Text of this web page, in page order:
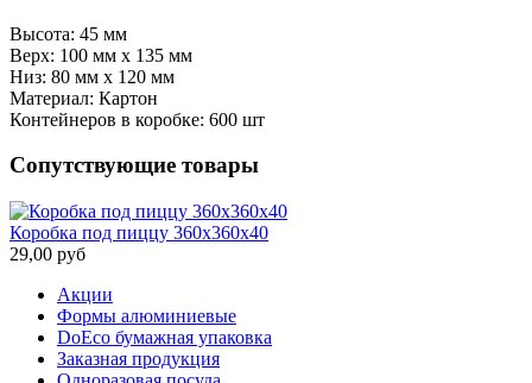
Высота: 45 мм
Верх: 100 мм х 135 мм
Низ: 80 мм х 120 мм
Материал: Картон
Контейнеров в коробке: 600 шт
Сопутствующие товары
Коробка под пиццу 360х360х40
29,00 руб
Акции
Формы алюминиевые
DoEco бумажная упаковка
Заказная продукция